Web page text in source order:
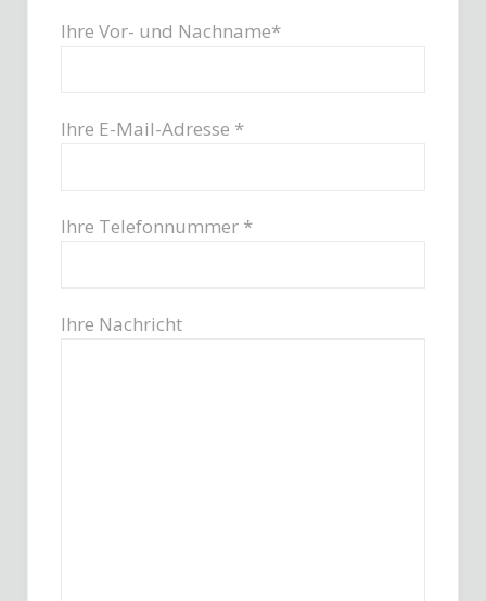
Ihre Vor- und Nachname*
Ihre E-Mail-Adresse *
Ihre Telefonnummer *
Ihre Nachricht